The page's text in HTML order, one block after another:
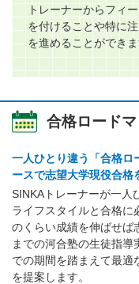
トレーナーからフィ
を付けることや特に
を進めることができま
合格ロード
一人ひとり違う「合格ロ
ースで志望大学現役合格
SINKAトレーナーが一人
ライフスタイルと合格に
のくらい成績を伸ばせば
までの河合塾の生徒指導
での期間を踏まえて最適
を提案します。